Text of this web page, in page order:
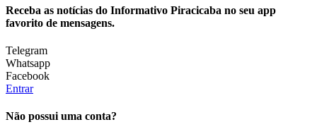
Receba as notícias do Informativo Piracicaba no seu app
favorito de mensagens.
Telegram
Whatsapp
Facebook
Entrar
Não possui uma conta?